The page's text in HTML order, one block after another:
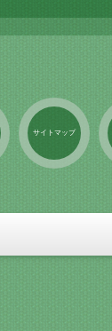
サイトマップ